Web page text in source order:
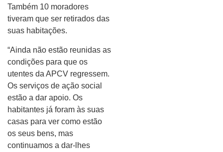
Também 10 moradores
tiveram que ser retirados das
suas habitações.
“Ainda não estão reunidas as
condições para que os
utentes da APCV regressem.
Os serviços de ação social
estão a dar apoio. Os
habitantes já foram às suas
casas para ver como estão
os seus bens, mas
continuamos a dar-lhes